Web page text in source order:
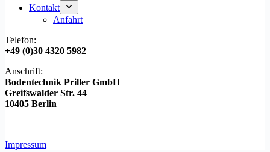
Kontakt
Anfahrt
Telefon:
+49 (0)30 4320 5982
Anschrift:
Bodentechnik Priller GmbH
Greifswalder Str. 44
10405 Berlin
Impressum